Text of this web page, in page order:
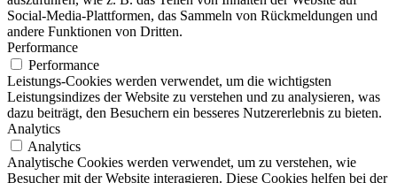
Social-Media-Plattformen, das Sammeln von Rückmeldungen und
andere Funktionen von Dritten.
Performance
Performance
Leistungs-Cookies werden verwendet, um die wichtigsten
Leistungsindizes der Website zu verstehen und zu analysieren, was
dazu beiträgt, den Besuchern ein besseres Nutzererlebnis zu bieten.
Analytics
Analytics
Analytische Cookies werden verwendet, um zu verstehen, wie
Besucher mit der Website interagieren. Diese Cookies helfen bei der